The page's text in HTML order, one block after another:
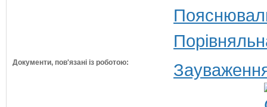
Документи, пов'язані із роботою: